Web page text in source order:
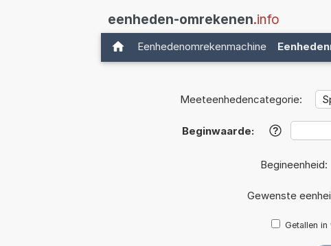
eenheden-omrekenen.info
Eenhedenomrekenmachine
Meeteenhedencategorie:
Beginwaarde: ?
Begineenheid:
Gewenste
Getallen in